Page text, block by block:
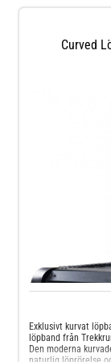
ramenHydraulisk
kgLängd: 196
kgLängd: 207
Curved
Exklusivt kurvat
löpband från
Den moderna